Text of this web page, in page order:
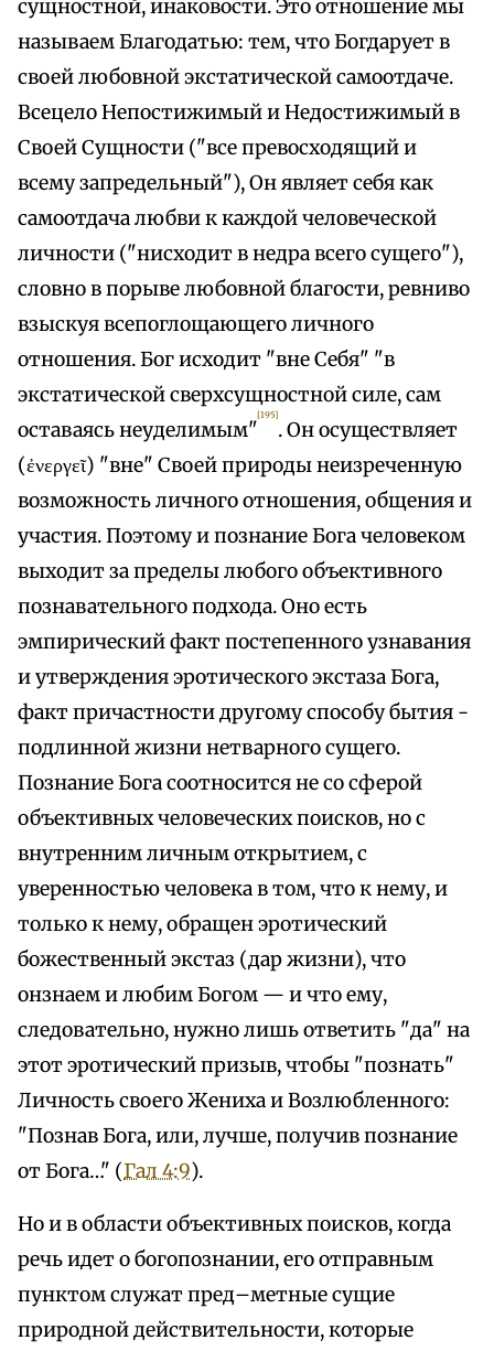
сущностной, инаковости. Это отношение мы
называем Благодатью: тем, что Богдарует в
своей любовной экстатической самоотдаче.
Всецело Непостижимый и Недостижимый в
Своей Сущности ("все превосходящий и
всему запредельный"), Он являет себя как
самоотдача любви к каждой человеческой
личности ("нисходит в недра всего сущего"),
словно в порыве любовной благости, ревниво
взыскуя всепоглощающего личного
отношения. Бог исходит "вне Себя" "в
экстатической сверхсущностной силе, сам
оставаясь неуделимым"
[195]
. Он осуществляет
(ἐνεργεῖ) "вне" Своей природы неизреченную
возможность личного отношения, общения и
участия. Поэтому и познание Бога человеком
выходит за пределы любого объективного
познавательного подхода. Оно есть
эмпирический факт постепенного узнавания
и утверждения эротического экстаза Бога,
факт причастности другому способу бытия -
подлинной жизни нетварного сущего.
Познание Бога соотносится не со сферой
объективных человеческих поисков, но с
внутренним личным открытием, с
уверенностью человека в том, что к нему, и
только к нему, обращен эротический
божественный экстаз (дар жизни), что
онзнаем и любим Богом — и что ему,
следовательно, нужно лишь ответить "да" на
этот эротический призыв, чтобы "познать"
Личность своего Жениха и Возлюбленного:
"Познав Бога, или, лучше, получив познание
от Бога…" (Гал 4:9).
Но и в области объективных поисков, когда
речь идет о богопознании, его отправным
пунктом служат пред–метные сущие
природной действительности, которые